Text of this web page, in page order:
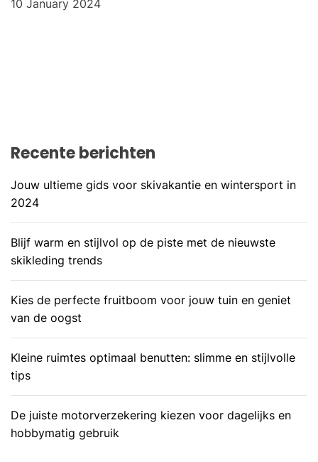
10 January 2024
Recente berichten
Jouw ultieme gids voor skivakantie en wintersport in
2024
Blijf warm en stijlvol op de piste met de nieuwste
skikleding trends
Kies de perfecte fruitboom voor jouw tuin en geniet
van de oogst
Kleine ruimtes optimaal benutten: slimme en stijlvolle
tips
De juiste motorverzekering kiezen voor dagelijks en
hobbymatig gebruik